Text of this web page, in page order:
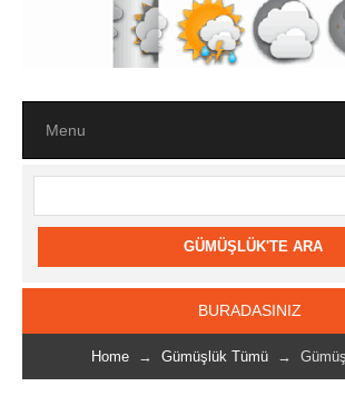
BURADASINIZ
Home→ Gümüşlük Tümü→